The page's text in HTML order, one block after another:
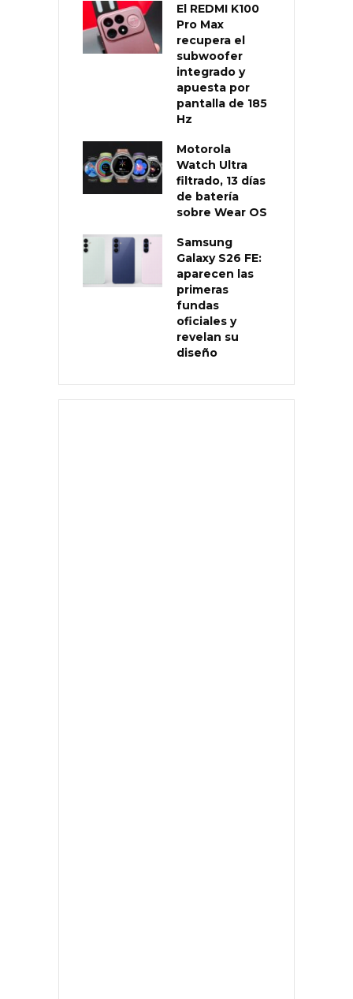
El REDMI K100
Pro Max
recupera el
subwoofer
integrado y
apuesta por
pantalla de 185
Hz
Motorola
Watch Ultra
filtrado, 13 días
de batería
sobre Wear OS
Samsung
Galaxy S26 FE:
aparecen las
primeras
fundas
oficiales y
revelan su
diseño